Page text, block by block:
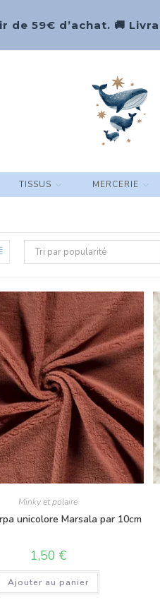
59€ d’achat. 🚚
TISSUS MERCERIE
Tri par popularité
Minky et polaire
unicolore Marsala par 10cm
1,50 €
Ajouter au panier